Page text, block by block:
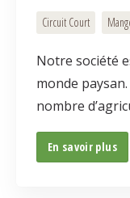
Circuit Court
Notre société
monde
nombre
En savoir plus